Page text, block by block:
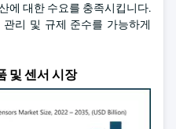
에 대한 수요를 충족시킵니다.
리 및 규제 준수를 가능하게
및 센서 시장